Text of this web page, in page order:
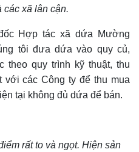
các xã lân cận.
Hợp tác xã dứa Mường
tôi đưa dứa vào quy củ,
theo quy trình kỹ thuật, thu
với các Công ty để thu mua
tại không đủ dứa để bán.
rất to và ngọt. Hiện sản